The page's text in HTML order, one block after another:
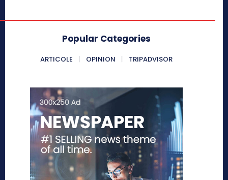
Popular Categories
ARTICOLE OPINION TRIPADVISOR